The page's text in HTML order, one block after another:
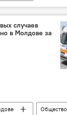
случаев
в Молдове за
Общество